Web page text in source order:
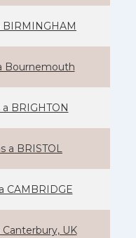
BIRMINGHAM
Bournemouth
a BRIGHTON
a BRISTOL
CAMBRIDGE
Canterbury, UK